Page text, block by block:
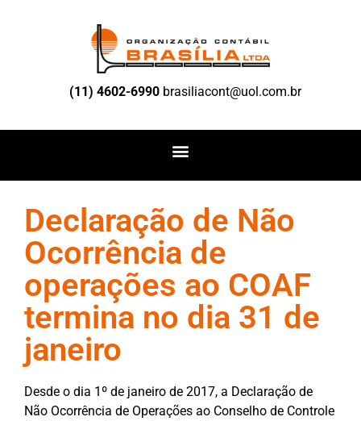
(11) 4602-6990 brasiliacont@uol.com.br
Declaração de Não
Ocorrência de
operações ao COAF
termina no dia 31 de
janeiro
Desde o dia 1º de janeiro de 2017, a Declaração de
Não Ocorrência de Operações ao Conselho de Controle